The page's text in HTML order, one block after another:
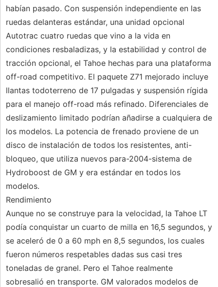
habían pasado. Con suspensión independiente en las
ruedas delanteras estándar, una unidad opcional
Autotrac cuatro ruedas que vino a la vida en
condiciones resbaladizas, y la estabilidad y control de
tracción opcional, el Tahoe hechas para una plataforma
off-road competitivo. El paquete Z71 mejorado incluye
llantas todoterreno de 17 pulgadas y suspensión rígida
para el manejo off-road más refinado. Diferenciales de
deslizamiento limitado podrían añadirse a cualquiera de
los modelos. La potencia de frenado proviene de un
disco de instalación de todos los resistentes, anti-
bloqueo, que utiliza nuevos para-2004-sistema de
Hydroboost de GM y era estándar en todos los
modelos.
Rendimiento
Aunque no se construye para la velocidad, la Tahoe LT
podía conquistar un cuarto de milla en 16,5 segundos, y
se aceleró de 0 a 60 mph en 8,5 segundos, los cuales
fueron números respetables dadas sus casi tres
toneladas de granel. Pero el Tahoe realmente
sobresalió en transporte. GM valorados modelos de